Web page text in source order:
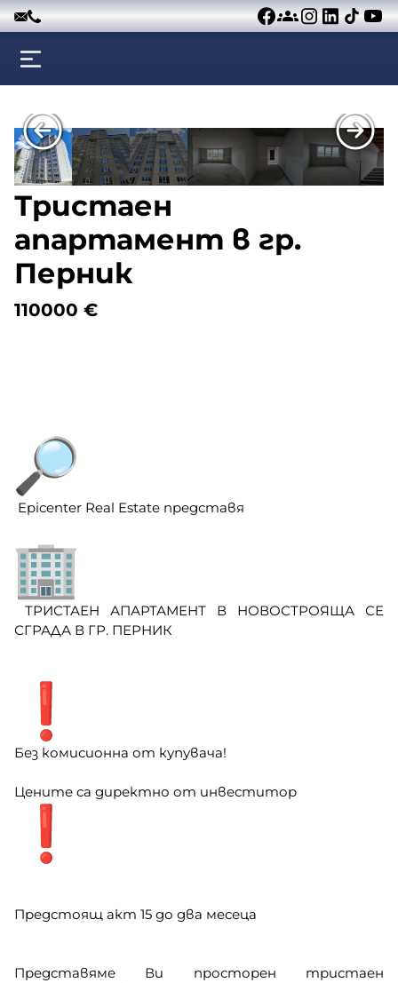
Към съдържанието
Тристаен
апартамент в гр.
Перник
110000 €
Epicenter Real Estate представя
ТРИСТАЕН АПАРТАМЕНТ В НОВОСТРОЯЩА СЕ
СГРАДА В ГР. ПЕРНИК
Без комисионна от купувача!
Цените са директно от инвеститор
Предстоящ акт 15 до два месеца
Представяме Ви просторен тристаен